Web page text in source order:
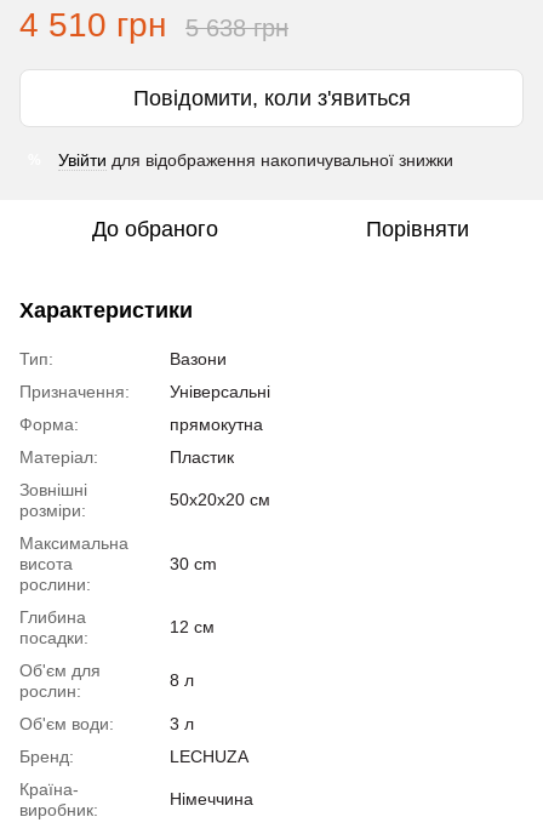
4 510 грн 5 638 грн
Повідомити, коли з'явиться
Увійти для відображення накопичувальної знижки
До обраного Порівняти
Характеристики
Тип:
Вазони
Призначення:
Універсальні
Форма:
прямокутна
Матеріал:
Пластик
Зовнішні
розміри:
50х20х20 см
Максимальна
висота
рослини:
30 cm
Глибина
посадки:
12 см
Об'єм для
рослин:
8 л
Об'єм води:
3 л
Бренд:
LECHUZA
Країна-
виробник:
Німеччина